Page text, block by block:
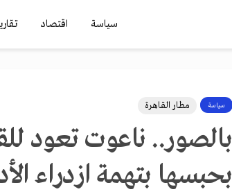
سياسة اقتصاد
سياسة مطار القاهرة
بالصور.. ناعوت تعود
بحبسها بتهمة ازدراء